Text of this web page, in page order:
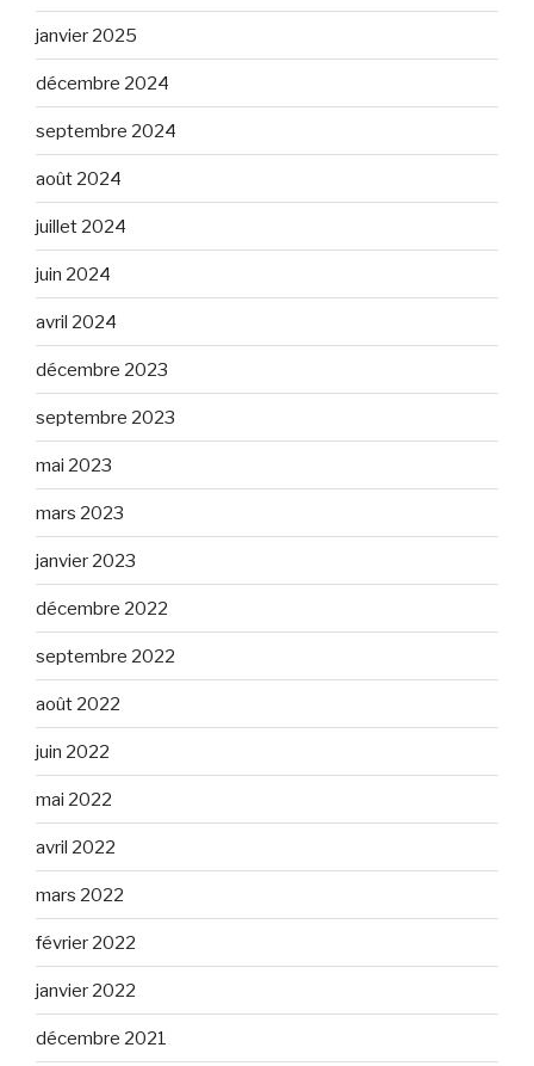
janvier 2025
décembre 2024
septembre 2024
août 2024
juillet 2024
juin 2024
avril 2024
décembre 2023
septembre 2023
mai 2023
mars 2023
janvier 2023
décembre 2022
septembre 2022
août 2022
juin 2022
mai 2022
avril 2022
mars 2022
février 2022
janvier 2022
décembre 2021